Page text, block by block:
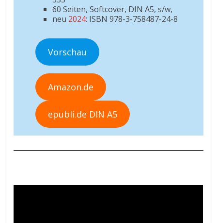
60 Seiten, Softcover, DIN A5, s/w,
neu 2024: ISBN 978-3-758487-24-8
Vorschau
Amazon.de
epubli.de DIN A5